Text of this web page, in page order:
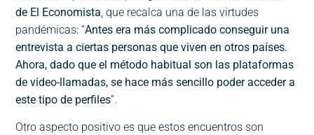
de El Economista , que recalca una de las virtudes
pandémicas: “Antes era más complicado conseguir una
entrevista a ciertas personas que viven en otros países.
Ahora, dado que el método habitual son las plataformas
de video-llamadas, se hace más sencillo poder acceder a
este tipo de perfiles”.
Otro aspecto positivo es que estos encuentros son